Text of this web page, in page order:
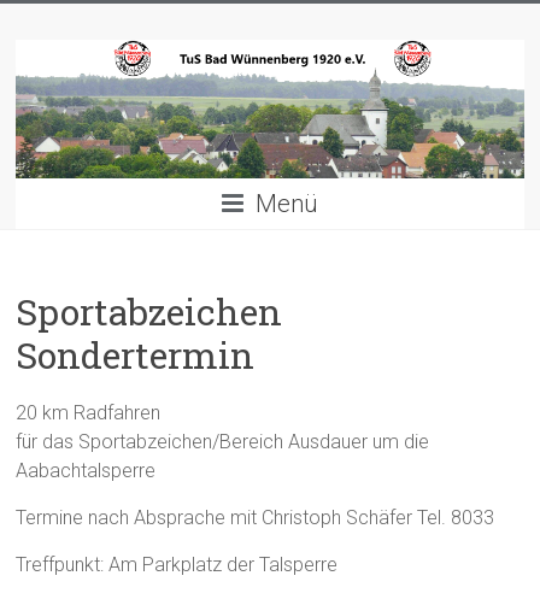
Bad
Wünnenberg
1920
Menü
Sportabzeichen
Sondertermin
20 km Radfahren
für das Sportabzeichen/Bereich Ausdauer um die
Aabachtalsperre
Termine nach Absprache mit Christoph Schäfer Tel. 8033
Treffpunkt: Am Parkplatz der Talsperre